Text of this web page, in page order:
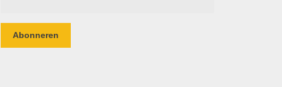
Abonneren